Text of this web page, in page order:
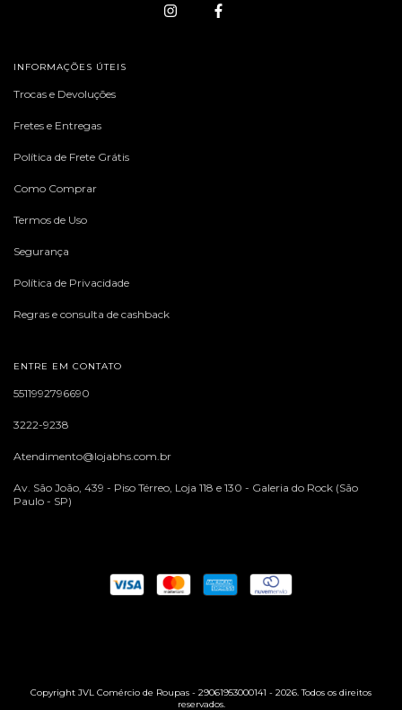
INFORMAÇÕES ÚTEIS
Trocas e Devoluções
Fretes e Entregas
Política de Frete Grátis
Como Comprar
Termos de Uso
Segurança
Política de Privacidade
Regras e consulta de cashback
ENTRE EM CONTATO
5511992796690
3222-9238
Atendimento@lojabhs.com.br
Av. São João, 439 - Piso Térreo, Loja 118 e 130 - Galeria do Rock (São
Paulo - SP)
Copyright JVL Comércio de Roupas - 29061953000141 - 2026. Todos os direitos
reservados.